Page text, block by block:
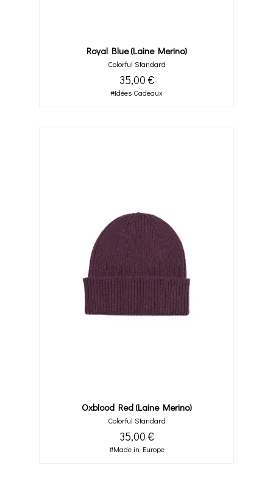
Royal Blue (laine Merino)
Colorful Standard
35,00 €
#Idées Cadeaux
Oxblood Red (laine Merino)
Colorful Standard
35,00 €
#Made in Europe